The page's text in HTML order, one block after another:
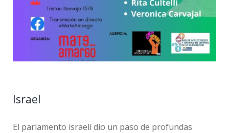
Israel
El parlamento israelí dio un paso de profundas